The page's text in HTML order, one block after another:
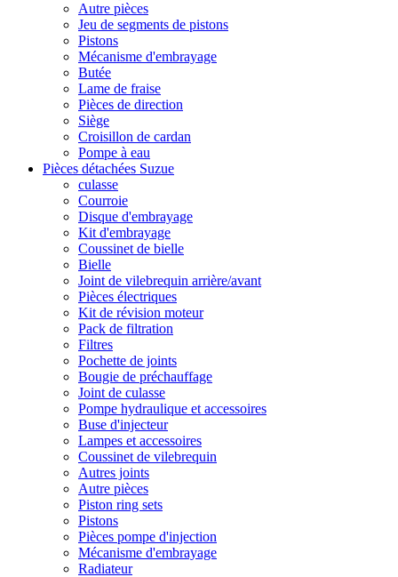
Autre pièces
Jeu de segments de pistons
Pistons
Mécanisme d'embrayage
Butée
Lame de fraise
Pièces de direction
Siège
Croisillon de cardan
Pompe à eau
Pièces détachées Suzue
culasse
Courroie
Disque d'embrayage
Kit d'embrayage
Coussinet de bielle
Bielle
Joint de vilebrequin arrière/avant
Pièces électriques
Kit de révision moteur
Pack de filtration
Filtres
Pochette de joints
Bougie de préchauffage
Joint de culasse
Pompe hydraulique et accessoires
Buse d'injecteur
Lampes et accessoires
Coussinet de vilebrequin
Autres joints
Autre pièces
Piston ring sets
Pistons
Pièces pompe d'injection
Mécanisme d'embrayage
Radiateur